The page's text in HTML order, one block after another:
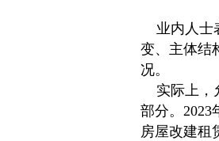
业内人士
变、主体结
况。
实际上，
部分。2023
房屋改建租